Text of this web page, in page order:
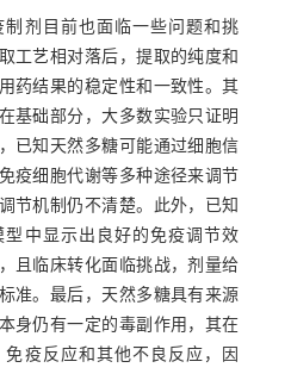
剂目前也面临一些问题和挑
工艺相对落后，提取的纯度和
药结果的稳定性和一致性。其
基础部分，大多数实验只证明
已知天然多糖可能通过细胞信
疫细胞代谢等多种途径来调节
节机制仍不清楚。此外，已知
中显示出良好的免疫调节效
且临床转化面临挑战，剂量给
准。最后，天然多糖具有来源
身仍有一定的毒副作用，其在
疫反应和其他不良反应，因